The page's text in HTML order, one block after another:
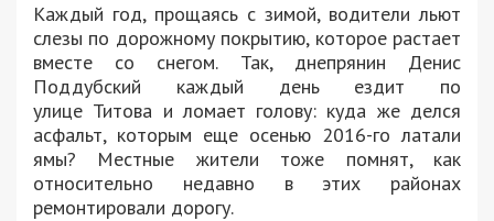
Каждый год, прощаясь с зимой, водители льют
слезы по дорожному покрытию, которое растает
вместе со снегом. Так, днепрянин Денис
Поддубский каждый день ездит по
улице Титова и ломает голову: куда же делся
асфальт, которым еще осенью 2016-го латали
ямы? Местные жители тоже помнят, как
относительно недавно в этих районах
ремонтировали дорогу.